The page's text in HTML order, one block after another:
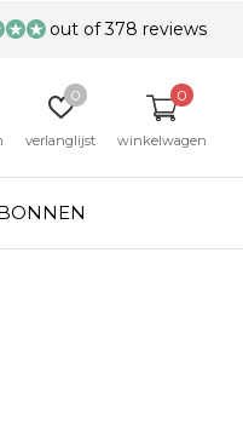
verlanglijst
0
winkelwagen
0
out of 378 reviews